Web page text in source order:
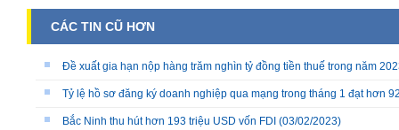
CÁC TIN CŨ HƠN
Đề xuất gia hạn nộp hàng trăm nghìn tỷ đồng tiền thuế trong năm
Tỷ lệ hồ sơ đăng ký doanh nghiệp qua mạng trong tháng 1 đạt hơn
Bắc Ninh thu hút hơn 193 triệu USD vốn FDI (03/02/2023)